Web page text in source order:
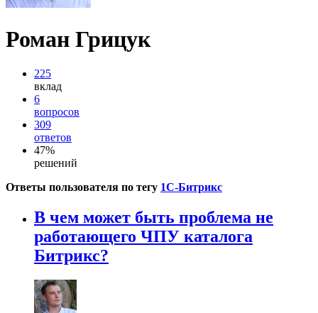
Роман Грицук
225
вклад
6
вопросов
309
ответов
47%
решений
Ответы пользователя по тегу 1С-Битрикс
В чем может быть проблема не
работающего ЧПУ каталога
Битрикс?